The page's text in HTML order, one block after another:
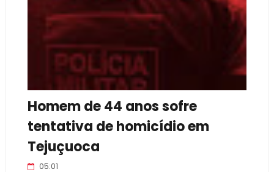
Homem de 44 anos sofre
tentativa de homicídio em
Tejuçuoca
05:01